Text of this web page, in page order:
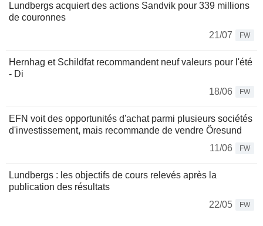
Lundbergs acquiert des actions Sandvik pour 339 millions
de couronnes
21/07
FW
Hernhag et Schildfat recommandent neuf valeurs pour l'été
- Di
18/06
FW
EFN voit des opportunités d'achat parmi plusieurs sociétés
d'investissement, mais recommande de vendre Öresund
11/06
FW
Lundbergs : les objectifs de cours relevés après la
publication des résultats
22/05
FW